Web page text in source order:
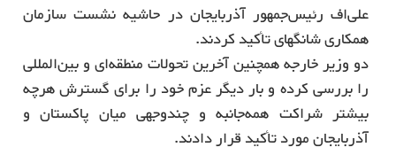
علی‌اف رئیس‌جمهور آذربایجان در حاشیه نشست سازمان
همکاری شانگهای تأکید کردند.
دو وزیر خارجه همچنین آخرین تحولات منطقه‌ای و بین‌المللی
را بررسی کرده و بار دیگر عزم خود را برای گسترش هرچه
بیشتر شراکت همه‌جانبه و چندوجهی میان پاکستان و
آذربایجان مورد تأکید قرار دادند.